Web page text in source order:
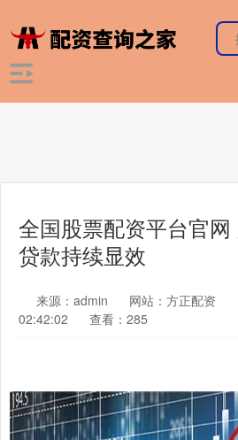
全国股票配资平台官
贷款持续显效
来源：admin 网站：方正配资
02:42:02
查看：285